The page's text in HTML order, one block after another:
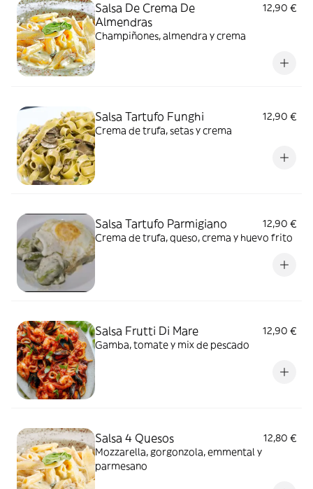
Salsa De Crema De
Almendras
12,90 €
Champiñones, almendra y crema
Salsa Tartufo Funghi
12,90 €
Crema de trufa, setas y crema
Salsa Tartufo Parmigiano
12,90 €
Crema de trufa, queso, crema y huevo frito
Salsa Frutti Di Mare
12,90 €
Gamba, tomate y mix de pescado
Salsa 4 Quesos
12,80 €
Mozzarella, gorgonzola, emmental y
parmesano